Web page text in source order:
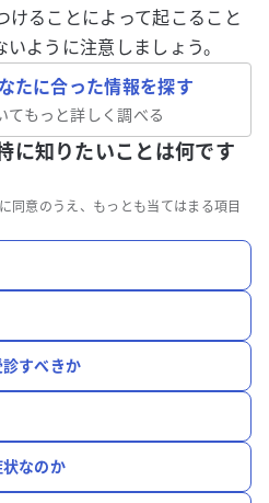
けることによって起こること
ように注意しましょう。
たに合った情報を探す
てもっと詳しく調べる
に知りたいことは何です
に同意のうえ、もっとも当てはまる項目
すべきか
なのか